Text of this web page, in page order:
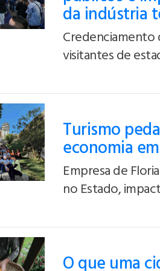
da indústria
Credenciamento
visitantes de
Turismo
economia
Empresa de
no Estado,
O que uma